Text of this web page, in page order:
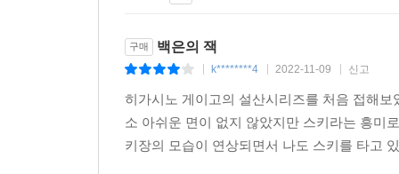
구매 백은의 잭
k********4 2022-11-09 신고
히가시노 게이고의 설산시리즈를 처음 접해
소 아쉬운 면이 없지 않았지만 스키라는 흥미
키장의 모습이 연상되면서 나도 스키를 타고